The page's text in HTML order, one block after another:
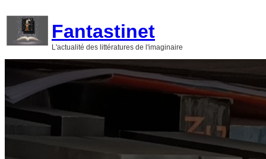
contenu
Fantastinet
L'actualité des littératures de l'imaginaire